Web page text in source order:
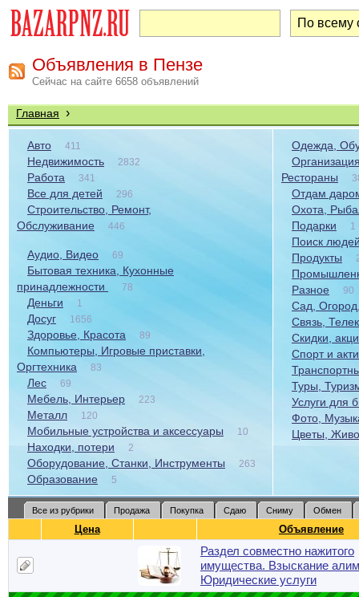
Объявления в Пензе
Сейчас на сайте 6658 объявлений
Главная ›
Авто 411
Недвижимость 2832
Работа 341
Все для детей 296
Строительство, Ремонт,
Обслуживание
446
Аудио, Видео 69
Бытовая техника, Кухонные
принадлежности
78
Деньги 1
Досуг 1656
Здоровье, Красота 89
Компьютеры, Игровые приставки,
Оргтехника
83
Лес 69
Мебель, Интерьер 223
Металл 120
Мобильные устройства и аксессуары 10
Находки, потери 2
Оборудование, Станки, Инструменты 263
Образование 5
Одежда,
Рестораны
Отдам
Охота,
Подарки
1
Поиск
Продукты
Разное
90
Сад,
Связь,
Скидки,
Спорт и
Туры,
Услуги для
Фото,
Цветы,
Все из рубрики Продажа Покупка Сдаю Сниму Обмен
Цена Объявление
Раздел совместно нажитого
имущества. Взыскание
Юридические услуги